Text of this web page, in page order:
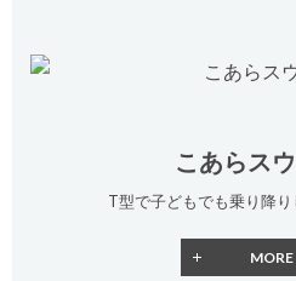
こあらス
T型で子どもでも乗り降り